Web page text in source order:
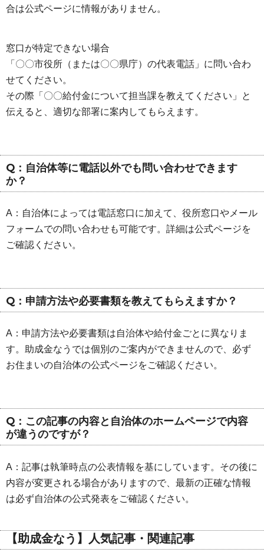
合は公式ページに情報がありません。
窓口が特定できない場合
「〇〇市役所（または〇〇県庁）の代表電話」に問い合わ
せてください。
その際「〇〇給付金について担当課を教えてください」と
伝えると、適切な部署に案内してもらえます。
Q：自治体等に電話以外でも問い合わせできます
か？
A：自治体によっては電話窓口に加えて、役所窓口やメール
フォームでの問い合わせも可能です。詳細は公式ページを
ご確認ください。
Q：申請方法や必要書類を教えてもらえますか？
A：申請方法や必要書類は自治体や給付金ごとに異なりま
す。助成金なうでは個別のご案内ができませんので、必ず
お住まいの自治体の公式ページをご確認ください。
Q：この記事の内容と自治体のホームページで内容
が違うのですが？
A：記事は執筆時点の公表情報を基にしています。その後に
内容が変更される場合がありますので、最新の正確な情報
は必ず自治体の公式発表をご確認ください。
【助成金なう】人気記事・関連記事